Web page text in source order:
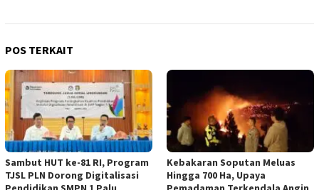
POS TERKAIT
Sambut HUT ke-81 RI, Program
TJSL PLN Dorong Digitalisasi
Kebakaran Soputan Meluas
Hingga 700 Ha, Upaya